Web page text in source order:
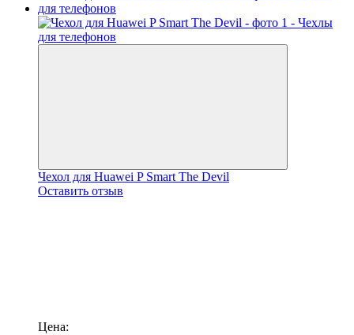
Чехол для Huawei P Smart The Devil
Оставить отзыв
Цена: